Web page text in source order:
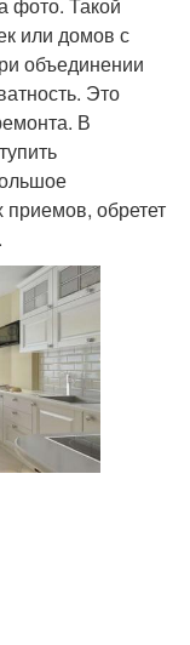
фото. Такой
или домов с
объединении
Это
В
обретет